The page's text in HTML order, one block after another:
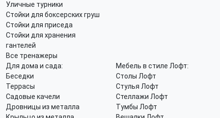
Уличные турники
Стойки для боксерских груш
Стойки для приседа
Стойки для хранения
гантелей
Все тренажеры
Для дома и сада:
Беседки
Террасы
Садовые качели
Дровницы из металла
Мебель в стиле Лофт:
Столы Лофт
Стулья Лофт
Стеллажи Лофт
Тумбы Лофт